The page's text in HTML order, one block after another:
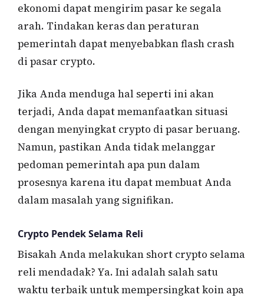
ekonomi dapat mengirim pasar ke segala
arah. Tindakan keras dan peraturan
pemerintah dapat menyebabkan flash crash
di pasar crypto.
Jika Anda menduga hal seperti ini akan
terjadi, Anda dapat memanfaatkan situasi
dengan menyingkat crypto di pasar beruang.
Namun, pastikan Anda tidak melanggar
pedoman pemerintah apa pun dalam
prosesnya karena itu dapat membuat Anda
dalam masalah yang signifikan.
Crypto Pendek Selama Reli
Bisakah Anda melakukan short crypto selama
reli mendadak? Ya. Ini adalah salah satu
waktu terbaik untuk mempersingkat koin apa